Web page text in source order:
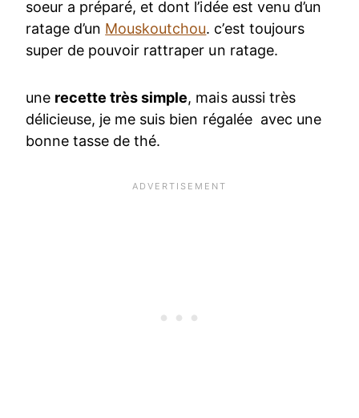
soeur a préparé, et dont l’idée est venu d’un
ratage d’un Mouskoutchou. c’est toujours
super de pouvoir rattraper un ratage.
une recette très simple, mais aussi très
délicieuse, je me suis bien régalée avec une
bonne tasse de thé.